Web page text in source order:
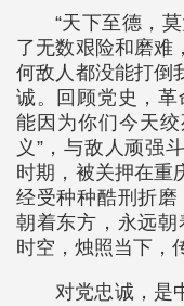
“天下至德，
了无数艰险和磨难
何敌人都没能打倒
诚。回顾党史，革
能因为你们今天
义”，与敌人顽强
时期，被关押在重
经受种种酷刑折磨
朝着东方，永远朝
时空，烛照当下，
对党忠诚，是